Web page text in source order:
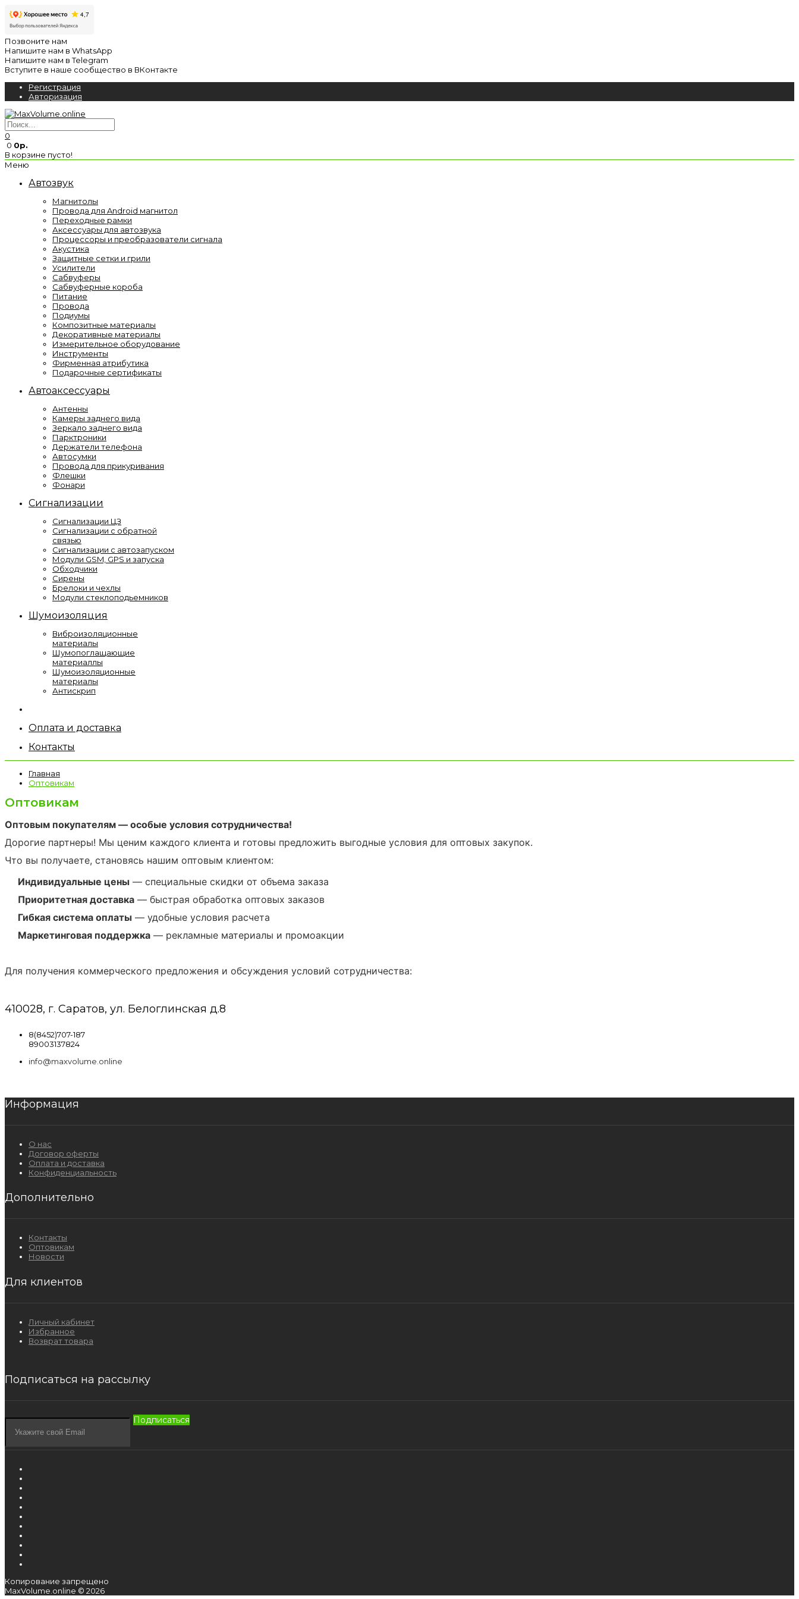
Позвоните нам
Напишите нам в WhatsApp
Напишите нам в Telegram
Вступите в наше сообщество в ВКонтакте
Регистрация
Авторизация
0
0 0р.
В корзине пусто!
Меню
Автозвук
Магнитолы
Провода для Android магнитол
Переходные рамки
Аксессуары для автозвука
Процессоры и преобразователи сигнала
Акустика
Защитные сетки и грили
Усилители
Сабвуферы
Сабвуферные короба
Питание
Провода
Подиумы
Композитные материалы
Декоративные материалы
Измерительное оборудование
Инструменты
Фирменная атрибутика
Подарочные сертификаты
Автоаксессуары
Антенны
Камеры заднего вида
Зеркало заднего вида
Парктроники
Держатели телефона
Автосумки
Провода для прикуривания
Флешки
Фонари
Сигнализации
Сигнализации ЦЗ
Сигнализации с обратной
связью
Сигнализации с автозапуском
Модули GSM, GPS и запуска
Обходчики
Сирены
Брелоки и чехлы
Модули стеклоподьемников
Шумоизоляция
Виброизоляционные
материалы
Шумопоглащающие
материаллы
Шумоизоляционные
материалы
Антискрип
Оплата и доставка
Контакты
Главная
Оптовикам
Оптовикам
Оптовым покупателям — особые условия сотрудничества!
Дорогие партнеры! Мы ценим каждого клиента и готовы предложить выгодные условия для оптовых закупок.
Что вы получаете, становясь нашим оптовым клиентом:
Индивидуальные цены — специальные скидки от объема заказа
Приоритетная доставка — быстрая обработка оптовых заказов
Гибкая система оплаты — удобные условия расчета
Маркетинговая поддержка — рекламные материалы и промоакции
Для получения коммерческого предложения и обсуждения условий сотрудничества:
410028, г. Саратов, ул. Белоглинская д.8
8(8452)707-187
89003137824
info@maxvolume.online
Информация
О нас
Договор оферты
Оплата и доставка
Конфиденциальность
Дополнительно
Контакты
Оптовикам
Новости
Для клиентов
Личный кабинет
Избранное
Возврат товара
Подписаться на рассылку
Подписаться
Копирование запрещено
MaxVolume.online © 2026